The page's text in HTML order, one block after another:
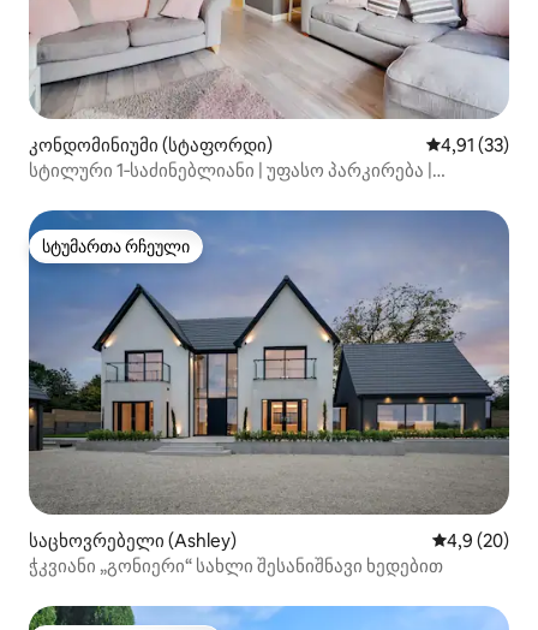
კონდომინიუმი (სტაფორდი) საშუალო
4,91 (33)
სტილური 1‑საძინებლიანი | უფასო პარკირება |
სტუმართა რჩეული
სტუმართა რჩეული
საცხოვრებელი (Ashley) საშუალო
4,9 (20)
ჭკვიანი „გონიერი“ სახლი შესანიშნავი ხედებით